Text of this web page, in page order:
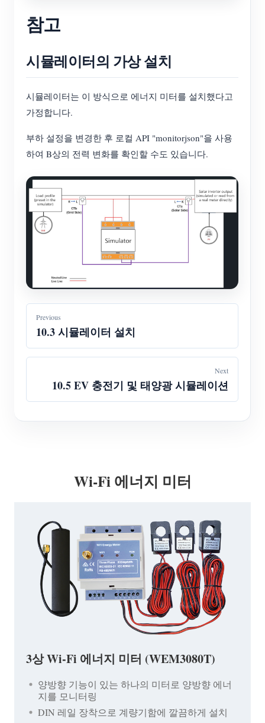
참고
시뮬레이터의 가상 설치
시뮬레이터는 이 방식으로 에너지 미터를 설치했다고
가정합니다.
부하 설정을 변경한 후 로컬 API "monitorjson"을 사용
하여 B상의 전력 변화를 확인할 수도 있습니다.
Previous
10.3 시뮬레이터 설치
Next
10.5 EV 충전기 및 태양광 시뮬레이션
Wi-Fi 에너지 미터
3상 Wi-Fi 에너지 미터 (WEM3080T)
양방향 기능이 있는 하나의 미터로 양방향 에너
지를 모니터링
DIN 레일 장착으로 계량기함에 깔끔하게 설치